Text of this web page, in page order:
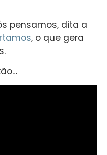
pensamos, dita a
, o que gera